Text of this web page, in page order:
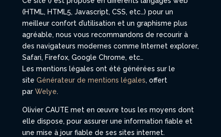
(HTML, HTML5, Javascript, CSS, etc…) pour un
meilleur confort d’utilisation et un graphisme plus
agréable, nous vous recommandons de recourir à
des navigateurs modernes comme Internet explorer,
Safari, Firefox, Google Chrome, etc…
Les mentions légales ont été générées sur le
site Générateur de mentions légales, offert
par Welye.
Olivier CAUTE met en œuvre tous les moyens dont
elle dispose, pour assurer une information fiable et
une mise à jour fiable de ses sites internet.